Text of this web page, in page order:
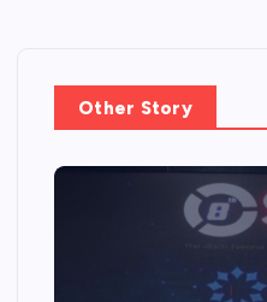
Other Story